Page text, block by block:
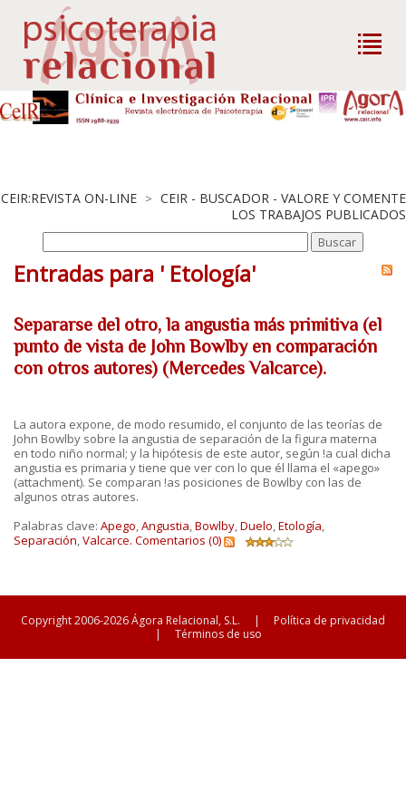
CEIR:REVISTA ON-LINE > CEIR - BUSCADOR - VALORE Y COMENTE
LOS TRABAJOS PUBLICADOS
Entradas para ' Etología'
Separarse del otro, la angustia más primitiva (el
punto de vista de John Bowlby en comparación
con otros autores) (Mercedes Valcarce).
La autora expone, de modo resumido, el conjunto de las teorías de
John Bowlby sobre la angustia de separación de la figura materna
en todo niño normal; y la hipótesis de este autor, según !a cual dicha
angustia es primaria y tiene que ver con lo que él llama el «apego»
(attachment). Se comparan !as posiciones de Bowlby con las de
algunos otras autores.
Palabras clave: Apego,Angustia,Bowlby,Duelo,Etología,
Separación,Valcarce. Comentarios (0)
Copyright 2006-2026 Ágora Relacional, S.L. |
Política de privacidad
|
Términos de uso